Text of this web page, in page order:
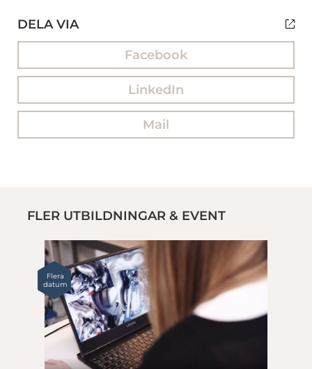
DELA VIA
Facebook
LinkedIn
Mail
FLER UTBILDNINGAR & EVENT
Flera
datum